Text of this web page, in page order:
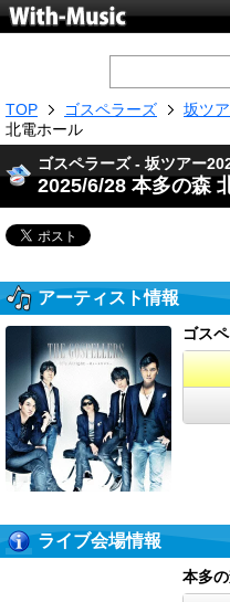
TOP ゴスペラーズ 坂ツ
北電ホール
ゴスペラーズ - 坂ツアー
2025/6/28 本多の森
アーティスト情報
ゴス
ライブ会場情報
本多